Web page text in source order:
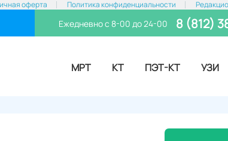
оферта Политика конфиденциальности
Ежедневно с 8-00 до 24-00 8 (812)
МРТ КТ ПЭТ-КТ УЗИ